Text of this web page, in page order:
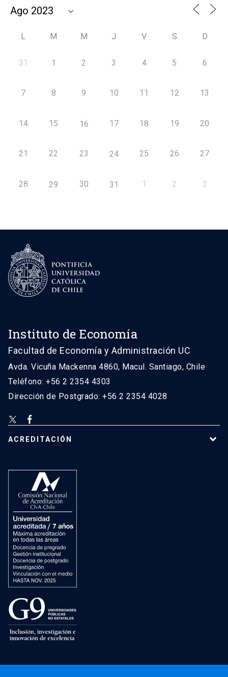
L M M J V S D
31 1 2 3 4 5 6
7 8 9 10 11 12 13
14 15 16 17 18 19 20
21 22 23 24 25 26 27
28 29 30 31 1 2 3
Instituto de Economía
Facultad de Economía y Administración UC
Avda. Vicuña Mackenna 4860, Macul. Santiago, Chile
Teléfono: +56 2 2354 4303
Dirección de Postgrado: +56 2 2354 4028
ACREDITACIÓN